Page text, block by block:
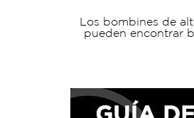
Los bombines de
pueden encontrar